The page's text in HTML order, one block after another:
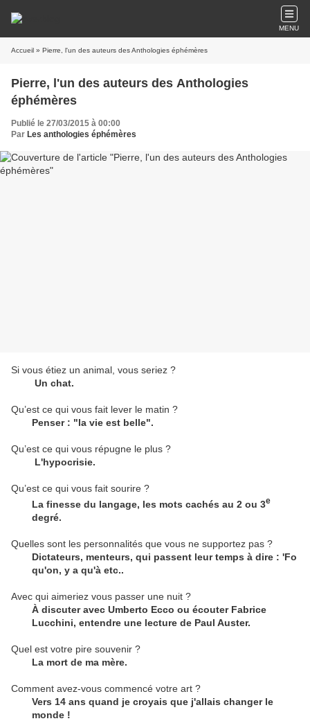
MENU
Accueil » Pierre, l'un des auteurs des Anthologies éphémères
Pierre, l'un des auteurs des Anthologies
éphémères
Publié le 27/03/2015 à 00:00
Par Les anthologies éphémères
Si vous étiez un animal, vous seriez ?
Un chat.
Qu’est ce qui vous fait lever le matin ?
Penser : "la vie est belle".
Qu’est ce qui vous répugne le plus ?
L'hypocrisie.
Qu’est ce qui vous fait sourire ?
La finesse du langage, les mots cachés au 2 ou 3e
degré.
Quelles sont les personnalités que vous ne supportez pas ?
Dictateurs, menteurs, qui passent leur temps à dire : 'Fo
qu'on, y a qu'à etc..
Avec qui aimeriez vous passer une nuit ?
À discuter avec Umberto Ecco ou écouter Fabrice
Lucchini, entendre une lecture de Paul Auster.
Quel est votre pire souvenir ?
La mort de ma mère.
Comment avez-vous commencé votre art ?
Vers 14 ans quand je croyais que j'allais changer le
monde !